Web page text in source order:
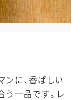
ンに、香ばしい
う一品です。レ